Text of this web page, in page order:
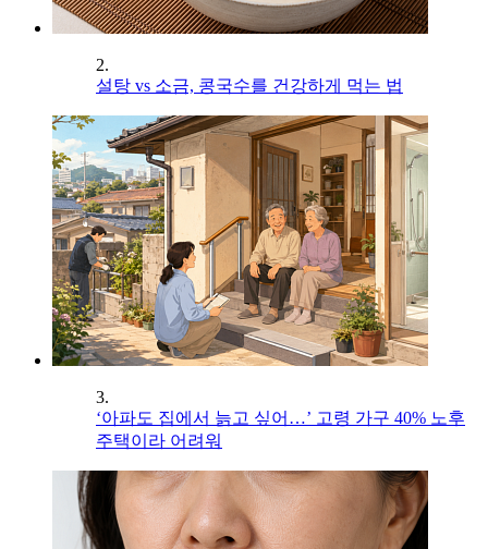
2.
설탕 vs 소금, 콩국수를 건강하게 먹는 법
3.
‘아파도 집에서 늙고 싶어…’ 고령 가구 40% 노후
주택이라 어려워